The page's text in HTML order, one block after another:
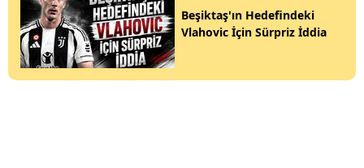
Beşiktaş'ın Hedefindeki
Vlahovic İçin Sürpriz İddia